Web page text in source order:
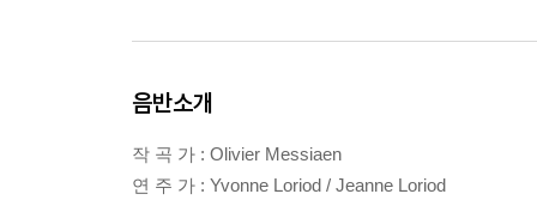
음반소개
작 곡 가 : Olivier Messiaen
연 주 가 : Yvonne Loriod / Jeanne Loriod